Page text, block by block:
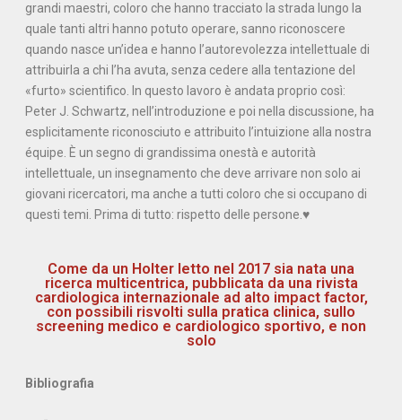
grandi maestri, coloro che hanno tracciato la strada lungo la
quale tanti altri hanno potuto operare, sanno riconoscere
quando nasce un’idea e hanno l’autorevolezza intellettuale di
attribuirla a chi l’ha avuta, senza cedere alla tentazione del
«furto» scientifico. In questo lavoro è andata proprio così:
Peter J. Schwartz, nell’introduzione e poi nella discussione, ha
esplicitamente riconosciuto e attribuito l’intuizione alla nostra
équipe. È un segno di grandissima onestà e autorità
intellettuale, un insegnamento che deve arrivare non solo ai
giovani ricercatori, ma anche a tutti coloro che si occupano di
questi temi. Prima di tutto: rispetto delle persone.♥
Come da un Holter letto nel 2017 sia nata una
ricerca multicentrica, pubblicata da una rivista
cardiologica internazionale ad alto impact factor,
con possibili risvolti sulla pratica clinica, sullo
screening medico e cardiologico sportivo, e non
solo
Bibliografia